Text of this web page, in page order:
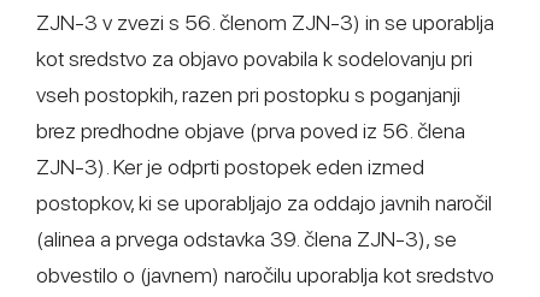
ZJN-3 v zvezi s 56. členom ZJN-3) in se uporablja
kot sredstvo za objavo povabila k sodelovanju pri
vseh postopkih, razen pri postopku s poganjanji
brez predhodne objave (prva poved iz 56. člena
ZJN-3). Ker je odprti postopek eden izmed
postopkov, ki se uporabljajo za oddajo javnih naročil
(alinea a prvega odstavka 39. člena ZJN-3), se
obvestilo o (javnem) naročilu uporablja kot sredstvo